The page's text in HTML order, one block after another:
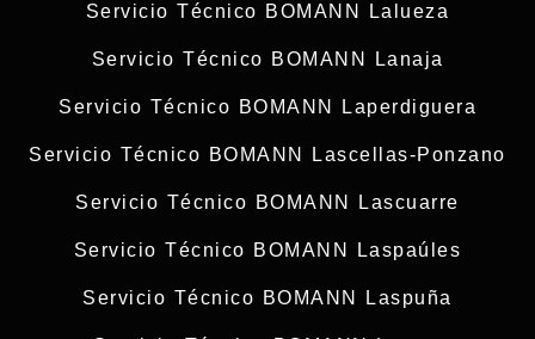
Servicio Técnico BOMANN Lalueza
Servicio Técnico BOMANN Lanaja
Servicio Técnico BOMANN Laperdiguera
Servicio Técnico BOMANN Lascellas-Ponzano
Servicio Técnico BOMANN Lascuarre
Servicio Técnico BOMANN Laspaúles
Servicio Técnico BOMANN Laspuña